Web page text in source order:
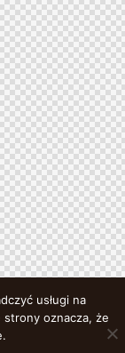
usługi na
strony oznacza, że